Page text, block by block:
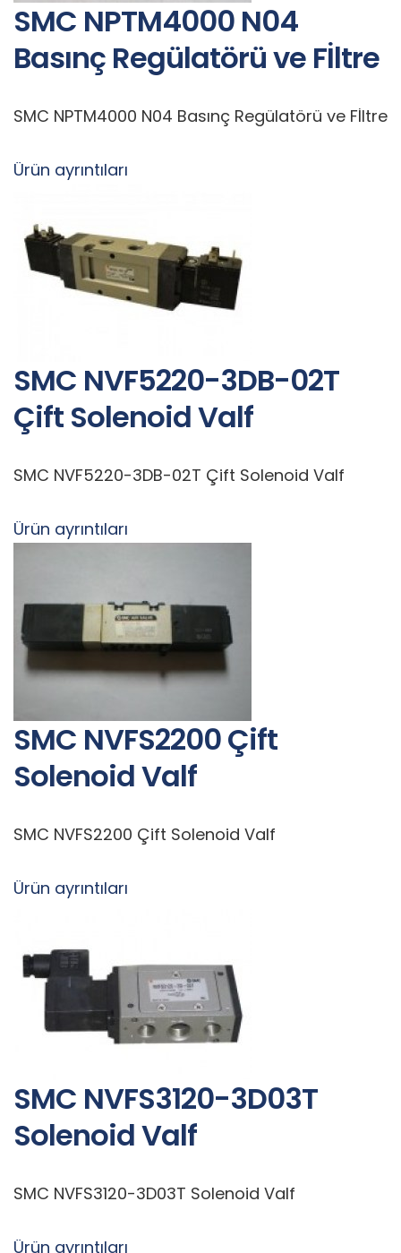
SMC NPTM4000 N04
Basınç Regülatörü ve Fİltre
SMC NPTM4000 N04 Basınç Regülatörü ve Fİltre
Ürün ayrıntıları
SMC NVF5220-3DB-02T
Çift Solenoid Valf
SMC NVF5220-3DB-02T Çift Solenoid Valf
Ürün ayrıntıları
SMC NVFS2200 Çift
Solenoid Valf
SMC NVFS2200 Çift Solenoid Valf
Ürün ayrıntıları
SMC NVFS3120-3D03T
Solenoid Valf
SMC NVFS3120-3D03T Solenoid Valf
Ürün ayrıntıları